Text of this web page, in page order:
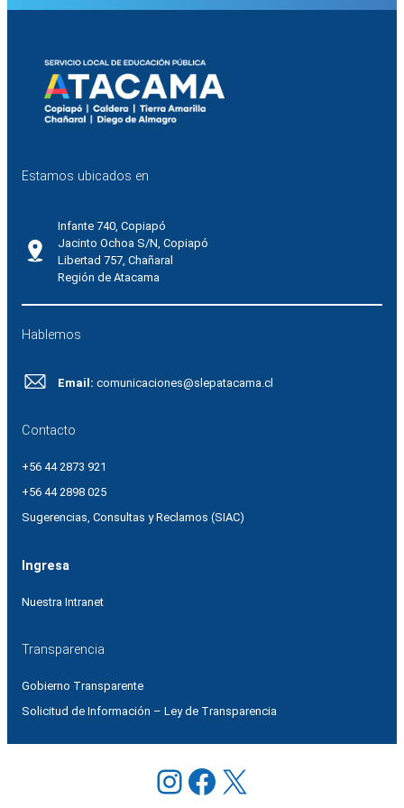
Estamos ubicados en
Infante 740, Copiapó
Jacinto Ochoa S/N, Copiapó
Libertad 757, Chañaral
Región de Atacama
Hablemos
Email: comunicaciones@slepatacama.cl
Contacto
+56 44 2873 921
+56 44 2898 025
Sugerencias, Consultas y Reclamos (SIAC)
Ingresa
Nuestra Intranet
Transparencia
Gobierno Transparente
Solicitud de Información – Ley de Transparencia
Instagram
Facebook
X